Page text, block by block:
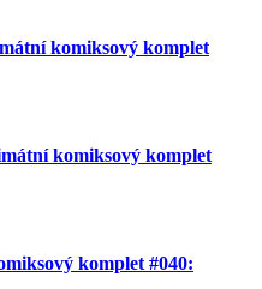
komiksový komplet
komiksový komplet
komplet #040: